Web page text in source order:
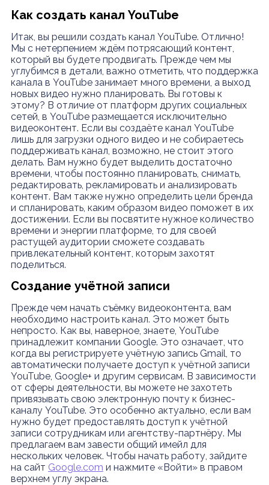
Как создать канал YouTube
Итак, вы решили создать канал YouTube. Отлично!
Мы с нетерпением ждём потрясающий контент,
который вы будете продвигать. Прежде чем мы
углубимся в детали, важно отметить, что поддержка
канала в YouTube занимает много времени, а выход
новых видео нужно планировать. Вы готовы к
этому? В отличие от платформ других социальных
сетей, в YouTube размещается исключительно
видеоконтент. Если вы создаёте канал YouTube
лишь для загрузки одного видео и не собираетесь
поддерживать канал, возможно, не стоит этого
делать. Вам нужно будет выделить достаточно
времени, чтобы постоянно планировать, снимать,
редактировать, рекламировать и анализировать
контент. Вам также нужно определить цели бренда
и спланировать, каким образом видео поможет в их
достижении. Если вы посвятите нужное количество
времени и энергии платформе, то для своей
растущей аудитории сможете создавать
привлекательный контент, которым захотят
поделиться.
Создание учётной записи
Прежде чем начать съёмку видеоконтента, вам
необходимо настроить канал. Это может быть
непросто. Как вы, наверное, знаете, YouTube
принадлежит компании Google. Это означает, что
когда вы регистрируете учётную запись Gmail, то
автоматически получаете доступ к учётной записи
YouTube, Google+ и другим сервисам. В зависимости
от сферы деятельности, вы можете не захотеть
привязывать свою электронную почту к бизнес-
каналу YouTube. Это особенно актуально, если вам
нужно будет предоставлять доступ к учётной
записи сотрудникам или агентству-партнёру. Мы
предлагаем вам завести общий имейл для
нескольких человек. Чтобы начать работу, зайдите
на сайт Google.com и нажмите «Войти» в правом
верхнем углу экрана.